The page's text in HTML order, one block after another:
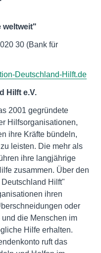
weltweit"
30 (Bank für
Deutschland-Hilft.de
Hilft e.V.
2001 gegründete
Hilfsorganisationen,
ihre Kräfte bündeln,
leisten. Die mehr als
ihre langjährige
zusammen. Über den
Hilft"
ihren
oder
die Menschen im
Hilfe erhalten.
ruft das